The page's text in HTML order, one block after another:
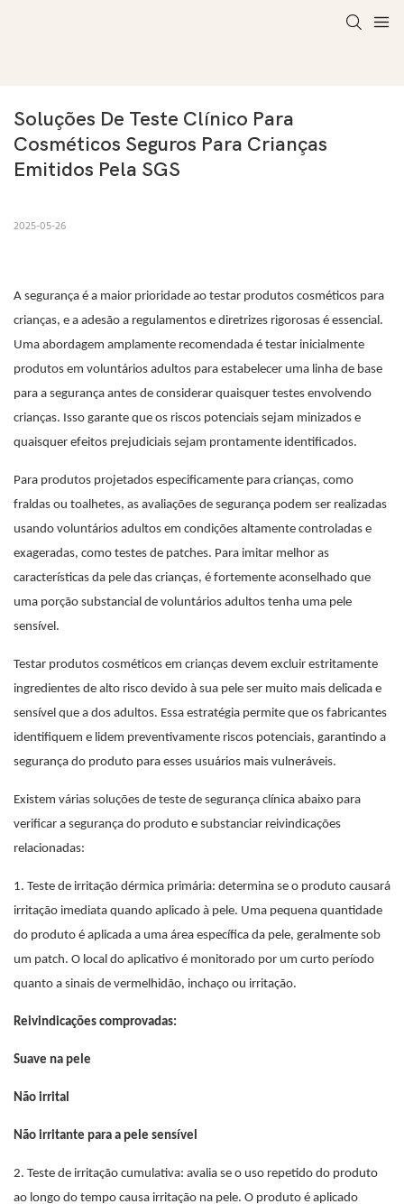
Soluções De Teste Clínico Para
Cosméticos Seguros Para Crianças
Emitidos Pela SGS
2025-05-26
A segurança é a maior prioridade ao testar produtos cosméticos para
crianças, e a adesão a regulamentos e diretrizes rigorosas é essencial.
Uma abordagem amplamente recomendada é testar inicialmente
produtos em voluntários adultos para estabelecer uma linha de base
para a segurança antes de considerar quaisquer testes envolvendo
crianças. Isso garante que os riscos potenciais sejam minizados e
quaisquer efeitos prejudiciais sejam prontamente identificados.
Para produtos projetados especificamente para crianças, como
fraldas ou toalhetes, as avaliações de segurança podem ser realizadas
usando voluntários adultos em condições altamente controladas e
exageradas, como testes de patches. Para imitar melhor as
características da pele das crianças, é fortemente aconselhado que
uma porção substancial de voluntários adultos tenha uma pele
sensível.
Testar produtos cosméticos em crianças devem excluir estritamente
ingredientes de alto risco devido à sua pele ser muito mais delicada e
sensível que a dos adultos. Essa estratégia permite que os fabricantes
identifiquem e lidem preventivamente riscos potenciais, garantindo a
segurança do produto para esses usuários mais vulneráveis.
Existem várias soluções de teste de segurança clínica abaixo para
verificar a segurança do produto e substanciar reivindicações
relacionadas:
1. Teste de irritação dérmica primária: determina se o produto causará
irritação imediata quando aplicado à pele. Uma pequena quantidade
do produto é aplicada a uma área específica da pele, geralmente sob
um patch. O local do aplicativo é monitorado por um curto período
quanto a sinais de vermelhidão, inchaço ou irritação.
Reivindicações comprovadas:
Suave na pele
Não irrital
Não irritante para a pele sensível
2. Teste de irritação cumulativa: avalia se o uso repetido do produto
ao longo do tempo causa irritação na pele. O produto é aplicado